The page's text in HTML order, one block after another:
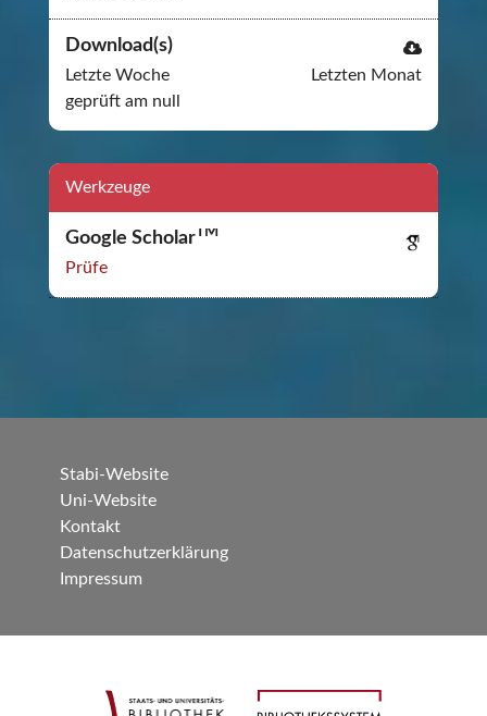
Download(s)
Letzte Woche
Letzten Monat
geprüft am null
Werkzeuge
Google Scholar TM
Prüfe
Stabi-Website
Uni-Website
Kontakt
Datenschutzerklärung
Impressum